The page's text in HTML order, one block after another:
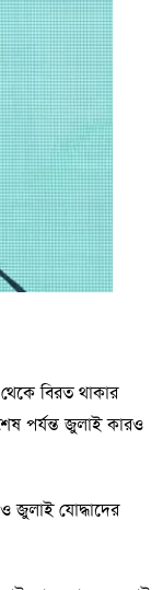
বিরত থাকার
পর্যন্ত জুলাই কারও
জুলাই যোদ্ধাদের